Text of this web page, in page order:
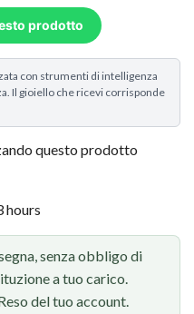
prodotto
con strumenti di intelligenza
Il gioiello che ricevi corrisponde
questo prodotto
hours
senza obbligo di
a tuo carico.
del tuo account.